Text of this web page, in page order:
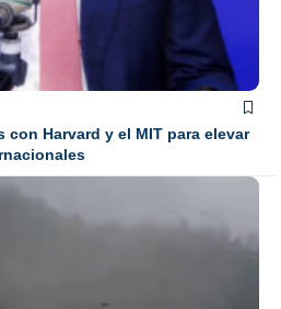
con Harvard y el MIT para elevar